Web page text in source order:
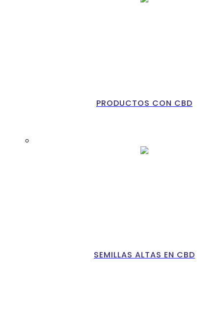
PRODUCTOS CON CBD
SEMILLAS ALTAS EN CBD